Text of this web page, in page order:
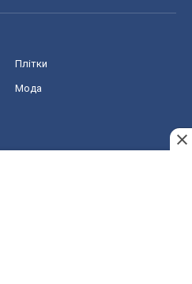
Плітки
Мода